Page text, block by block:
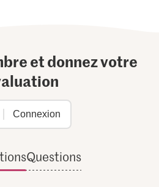
et donnez votre
Connexion
Questions